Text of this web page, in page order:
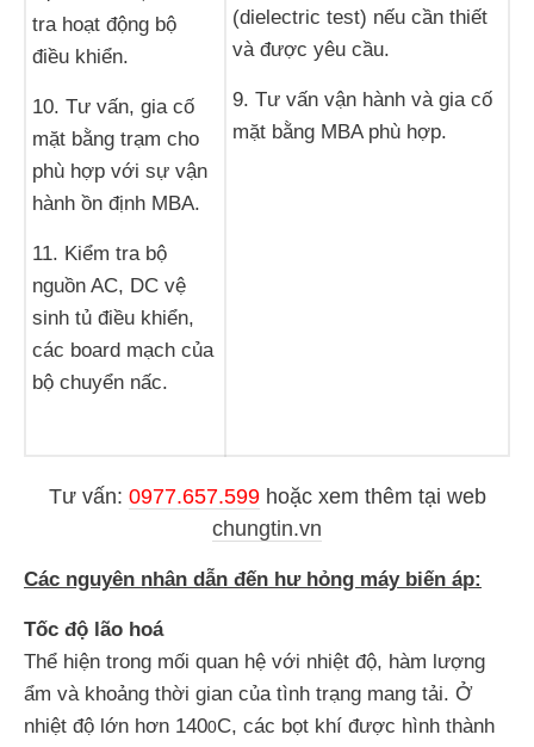
tra hoạt động bộ
điều khiển.
10. Tư vấn, gia cố
mặt bằng trạm cho
phù hợp với sự vận
hành ồn định MBA.
11. Kiểm tra bộ
nguồn AC, DC vệ
sinh tủ điều khiển,
các board mạch của
bộ chuyển nấc.
(dielectric test) nếu cần thiết
và được yêu cầu.
9. Tư vấn vận hành và gia cố
mặt bằng MBA phù hợp.
Tư vấn: 0977.657.599hoặc xem thêm tại web
chungtin.vn
Các nguyên nhân dẫn đến hư hỏng máy biến áp:
Tốc độ lão hoá
Thể hiện trong mối quan hệ với nhiệt độ, hàm lượng
ẩm và khoảng thời gian của tình trạng mang tải. Ở
nhiệt độ lớn hơn 1400C, các bọt khí được hình thành